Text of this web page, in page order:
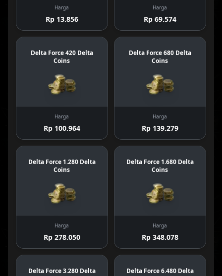
Harga
Rp 13.856
Harga
Rp 69.574
Delta Force 420 Delta
Coins
Harga
Rp 100.964
Delta Force 680 Delta
Coins
Harga
Rp 139.279
Delta Force 1.280 Delta
Coins
Harga
Rp 278.050
Delta Force 1.680 Delta
Coins
Harga
Rp 348.078
Delta Force 3.280 Delta
Delta Force 6.480 Delta